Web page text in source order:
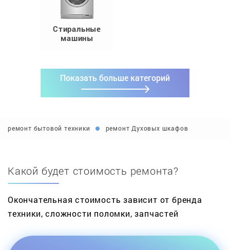
Стиральные
машины
Показать больше категорий
ремонт бытовой техники ремонт Духовых шкафов
Какой будет стоимость ремонта?
Окончательная стоимость зависит от бренда
техники, сложности поломки, запчастей